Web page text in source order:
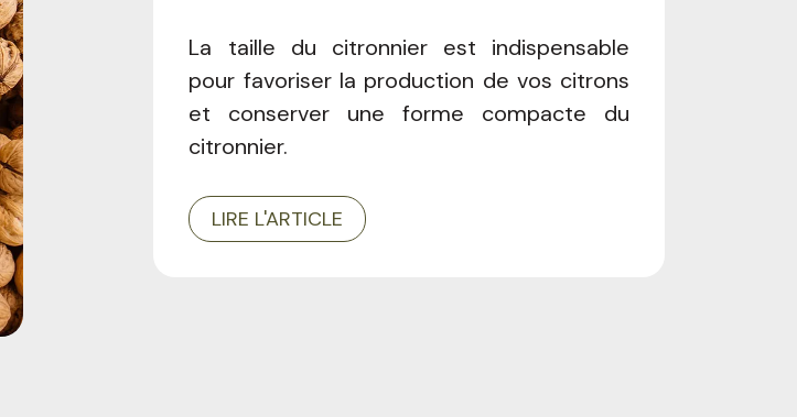
La taille du citronnier est indispensable
pour favoriser la production de vos citrons
et conserver une forme compacte du
citronnier.
LIRE L'ARTICLE